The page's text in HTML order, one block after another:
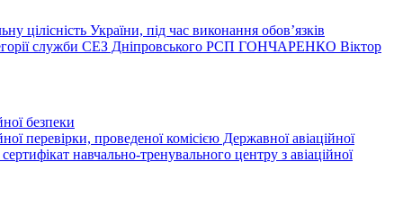
цілісність України, під час виконання обов’язків
служби СЕЗ Дніпровського РСП ГОНЧАРЕНКО Віктор
безпеки
перевірки, проведеної комісією Державної авіаційної
навчально-тренувального центру з авіаційної